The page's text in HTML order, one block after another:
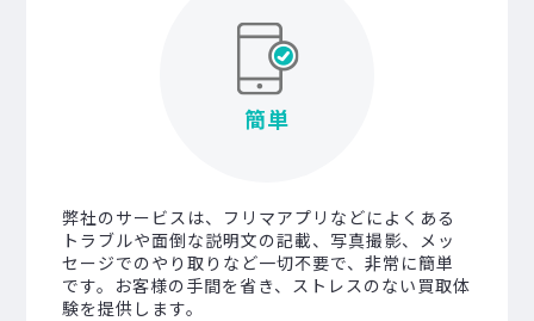
簡単
弊社のサービスは、フリマアプリなどによくある
トラブルや面倒な説明文の記載、写真撮影、メッ
セージでのやり取りなど一切不要で、非常に簡単
です。お客様の手間を省き、ストレスのない買取体
験を提供します。